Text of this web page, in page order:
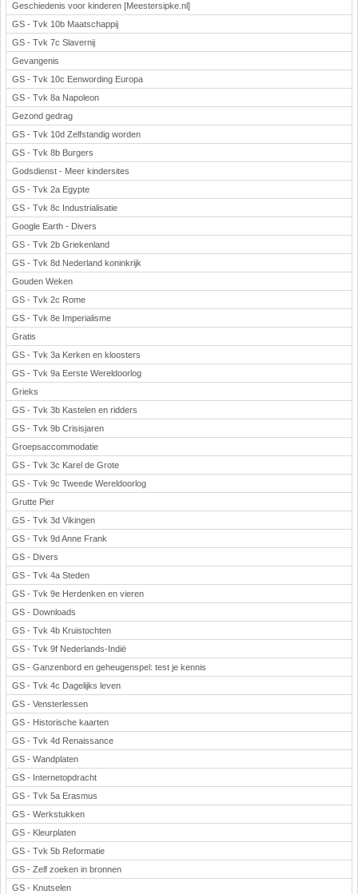
Geschiedenis voor kinderen [Meestersipke.nl]
GS - Tvk 10b Maatschappij
GS - Tvk 7c Slavernij
Gevangenis
GS - Tvk 10c Eenwording Europa
GS - Tvk 8a Napoleon
Gezond gedrag
GS - Tvk 10d Zelfstandig worden
GS - Tvk 8b Burgers
Godsdienst - Meer kindersites
GS - Tvk 2a Egypte
GS - Tvk 8c Industrialisatie
Google Earth - Divers
GS - Tvk 2b Griekenland
GS - Tvk 8d Nederland koninkrijk
Gouden Weken
GS - Tvk 2c Rome
GS - Tvk 8e Imperialisme
Gratis
GS - Tvk 3a Kerken en kloosters
GS - Tvk 9a Eerste Wereldoorlog
Grieks
GS - Tvk 3b Kastelen en ridders
GS - Tvk 9b Crisisjaren
Groepsaccommodatie
GS - Tvk 3c Karel de Grote
GS - Tvk 9c Tweede Wereldoorlog
Grutte Pier
GS - Tvk 3d Vikingen
GS - Tvk 9d Anne Frank
GS - Divers
GS - Tvk 4a Steden
GS - Tvk 9e Herdenken en vieren
GS - Downloads
GS - Tvk 4b Kruistochten
GS - Tvk 9f Nederlands-Indië
GS - Ganzenbord en geheugenspel: test je kennis
GS - Tvk 4c Dagelijks leven
GS - Vensterlessen
GS - Historische kaarten
GS - Tvk 4d Renaissance
GS - Wandplaten
GS - Internetopdracht
GS - Tvk 5a Erasmus
GS - Werkstukken
GS - Kleurplaten
GS - Tvk 5b Reformatie
GS - Zelf zoeken in bronnen
GS - Knutselen